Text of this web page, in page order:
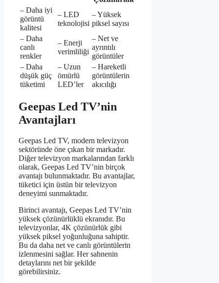
– Daha iyi
görüntü
kalitesi
– LED
teknolojisi
– Yüksek
piksel sayısı
– Daha
canlı
renkler
– Enerji
verimliliği
– Net ve
ayrıntılı
görüntüler
– Daha
düşük güç
tüketimi
– Uzun
ömürlü
LED’ler
– Hareketli
görüntülerin
akıcılığı
Geepas Led TV’nin
Avantajları
Geepas Led TV, modern televizyon
sektöründe öne çıkan bir markadır.
Diğer televizyon markalarından farklı
olarak, Geepas Led TV’nin birçok
avantajı bulunmaktadır. Bu avantajlar,
tüketici için üstün bir televizyon
deneyimi sunmaktadır.
Birinci avantajı, Geepas Led TV’nin
yüksek çözünürlüklü ekranıdır. Bu
televizyonlar, 4K çözünürlük gibi
yüksek piksel yoğunluğuna sahiptir.
Bu da daha net ve canlı görüntülerin
izlenmesini sağlar. Her sahnenin
detaylarını net bir şekilde
görebilirsiniz.